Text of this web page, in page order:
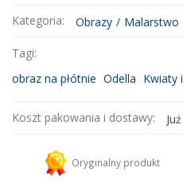
Kategoria: Obrazy / Malarstwo
Tagi:
obraz na płótnie Odella Kwiaty
Koszt pakowania i dostawy:
Kurier DHL
Dodaj więcej produktów do koszyka
Oryginalny produkt